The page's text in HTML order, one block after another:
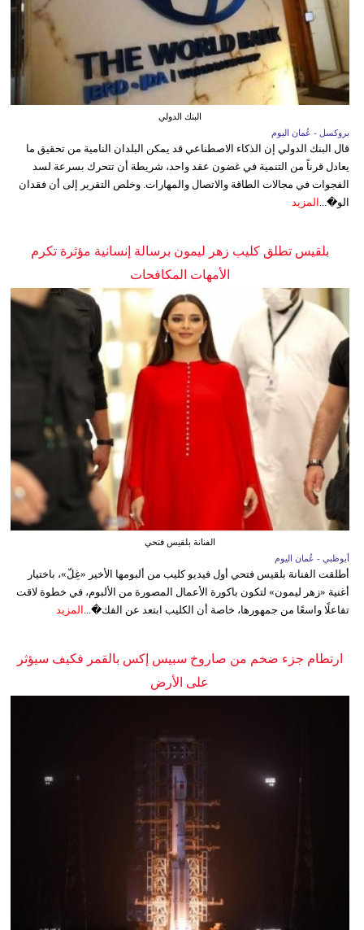
البنك الدولي
بروكسل - عُمان اليوم
قال البنك الدولي إن الذكاء الاصطناعي قد يمكن البلدان النامية من تحقيق ما
يعادل قرناً من التنمية في غضون عقد واحد، شريطة أن تتحرك بسرعة لسد
الفجوات في مجالات الطاقة والاتصال والمهارات. وخلص التقرير إلى أن فقدان
الو�...
المزيد
بلقيس تطلق كليب زهر ليمون برسالة إنسانية مؤثرة تكرم
الأمهات المكافحات
الفنانة بلقيس فتحي
أبوظبي - عُمان اليوم
أطلقت الفنانة بلقيس فتحي أول فيديو كليب من ألبومها الأخير «غِلّ»، باختيار
أغنية «زهر ليمون» لتكون باكورة الأعمال المصورة من الألبوم، في خطوة لاقت
تفاعلًا واسعًا من جمهورها، خاصة أن الكليب ابتعد عن الفك�... المزيد
ارتطام جزء ضخم من صاروخ سبيس إكس بالقمر فكيف سيؤثر
على الأرض